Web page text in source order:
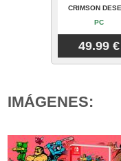
CRIMSON
PC
49.99 €
IMÁGENES: